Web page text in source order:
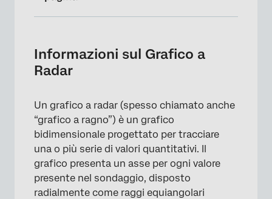
Interpretazione
Requisiti dei dati
Grafici con più gruppi di raggi
Grafici a radar con serie di dati
Opzioni di personalizzazione dei widget
FAQs
Informazioni sul Grafico a
Radar
Un grafico a radar (spesso chiamato anche
“grafico a ragno”) è un grafico
bidimensionale progettato per tracciare
una o più serie di valori quantitativi. Il
grafico presenta un asse per ogni valore
presente nel sondaggio, disposto
radialmente come raggi equiangolari